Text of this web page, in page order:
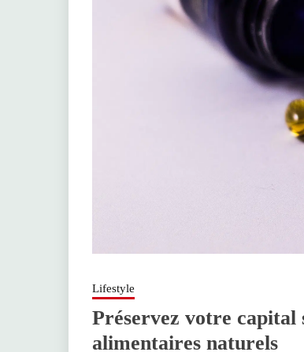
Lifestyle
Préservez votre capital
alimentaires naturels